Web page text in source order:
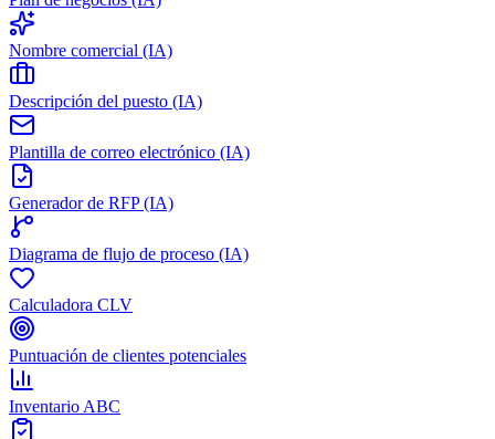
Nombre comercial (IA)
Descripción del puesto (IA)
Plantilla de correo electrónico (IA)
Generador de RFP (IA)
Diagrama de flujo de proceso (IA)
Calculadora CLV
Puntuación de clientes potenciales
Inventario ABC